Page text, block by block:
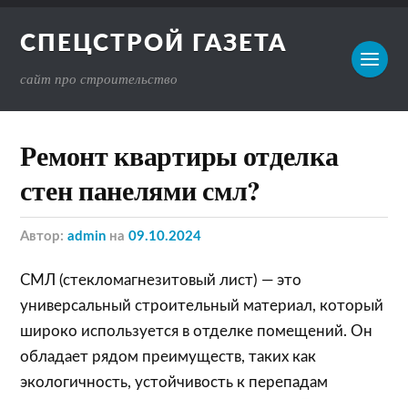
СПЕЦСТРОЙ ГАЗЕТА
сайт про строительство
Ремонт квартиры отделка
стен панелями смл?
Автор:admin на09.10.2024
СМЛ (стекломагнезитовый лист) — это
универсальный строительный материал, который
широко используется в отделке помещений. Он
обладает рядом преимуществ, таких как
экологичность, устойчивость к перепадам